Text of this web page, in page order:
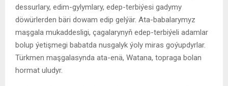
dessurlary, edim-gylymlary, edep-terbiýesi gadymy
döwürlerden bäri dowam edip gelýär. Ata-babalarymyz
maşgala mukaddesligi, çagalarynyň edep-terbiýeli adamlar
bolup ýetişmegi babatda nusgalyk ýoly miras goýupdyrlar.
Türkmen maşgalasynda ata-enä, Watana, topraga bolan
hormat uludyr.